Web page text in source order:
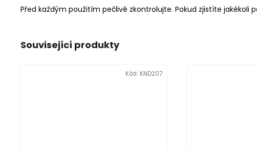
Před každým použitím pečlivě zkontrolujte. Pokud zjistíte jakékoli
Související produkty
Kód: KND207